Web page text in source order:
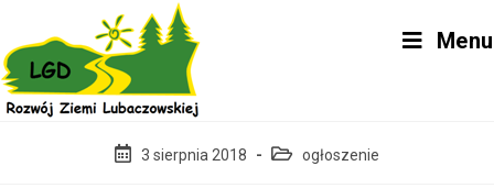
content
Menu
Post3 sierpnia 2018
Post ogłoszenie